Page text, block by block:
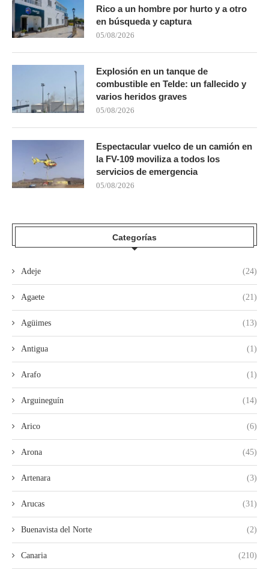
Rico a un hombre por hurto y a otro
en búsqueda y captura
05/08/2026
Explosión en un tanque de
combustible en Telde: un fallecido y
varios heridos graves
05/08/2026
Espectacular vuelco de un camión en
la FV-109 moviliza a todos los
servicios de emergencia
05/08/2026
Categorías
Adeje (24)
Agaete (21)
Agüimes (13)
Antigua (1)
Arafo (1)
Arguineguín (14)
Arico (6)
Arona (45)
Artenara (3)
Arucas (31)
Buenavista del Norte (2)
Canaria (210)